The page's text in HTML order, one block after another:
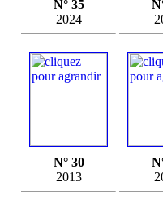
N° 35
2024
N° 30
2013